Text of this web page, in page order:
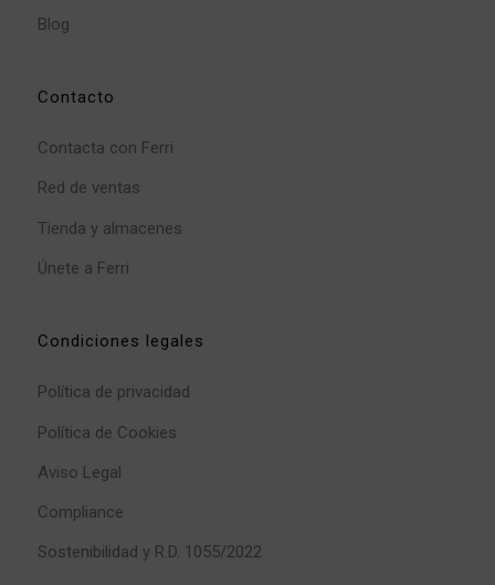
Blog
Contacto
Contacta con Ferri
Red de ventas
Tienda y almacenes
Únete a Ferri
Condiciones legales
Política de privacidad
Política de Cookies
Aviso Legal
Compliance
Sostenibilidad y R.D. 1055/2022